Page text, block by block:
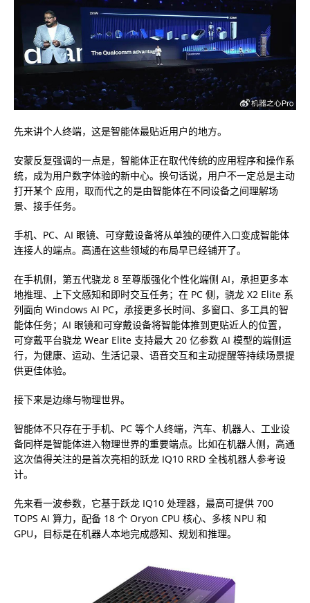
先来讲个人终端，这是智能体最贴近用户的地方。
安蒙反复强调的一点是，智能体正在取代传统的应用程序和操作系
统，成为用户数字体验的新中心。换句话说，用户不一定总是主动
打开某个 应用，取而代之的是由智能体在不同设备之间理解场
景、接手任务。
手机、PC、AI 眼镜、可穿戴设备将从单独的硬件入口变成智能体
连接人的端点。高通在这些领域的布局早已经铺开了。
在手机侧，第五代骁龙 8 至尊版强化个性化端侧 AI，承担更多本
地推理、上下文感知和即时交互任务；在 PC 侧，骁龙 X2 Elite 系
列面向 Windows AI PC，承接更多长时间、多窗口、多工具的智
能体任务；AI 眼镜和可穿戴设备将智能体推到更贴近人的位置，
可穿戴平台骁龙 Wear Elite 支持最大 20 亿参数 AI 模型的端侧运
行，为健康、运动、生活记录、语音交互和主动提醒等持续场景提
供更佳体验。
接下来是边缘与物理世界。
智能体不只存在于手机、PC 等个人终端，汽车、机器人、工业设
备同样是智能体进入物理世界的重要端点。比如在机器人侧，高通
这次值得关注的是首次亮相的跃龙 IQ10 RRD 全栈机器人参考设
计。
先来看一波参数，它基于跃龙 IQ10 处理器，最高可提供 700
TOPS AI 算力，配备 18 个 Oryon CPU 核心、多核 NPU 和
GPU，目标是在机器人本地完成感知、规划和推理。